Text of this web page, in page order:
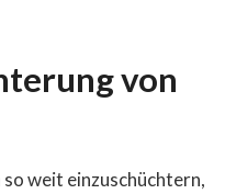
von
weit einzuschüchtern,